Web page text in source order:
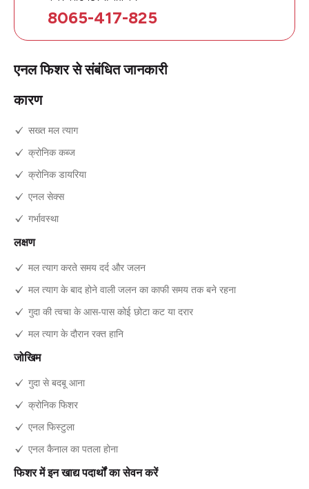
एनल फिशर से संबंधित जानकारी
कारण
सख्त मल त्याग
क्रोनिक कब्ज
क्रोनिक डायरिया
एनल सेक्स
गर्भावस्था
लक्षण
मल त्याग करते समय दर्द और जलन
मल त्याग के बाद होने वाली जलन का काफी समय तक बने रहना
गुदा की त्वचा के आस-पास कोई छोटा कट या दरार
मल त्याग के दौरान रक्त हानि
जोखिम
गुदा से बदबू आना
क्रोनिक फिशर
एनल फिस्टुला
एनल कैनाल का पतला होना
फिशर में इन खाद्य पदार्थों का सेवन करें
8065-417-825